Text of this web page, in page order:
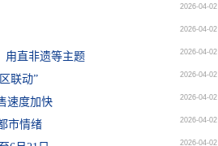
2026-04-02
2026-04-02
甪直非遗等主题 2026-04-02
联动” 2026-04-02
速度加快 2026-04-02
市情绪 2026-04-02
2026-04-02